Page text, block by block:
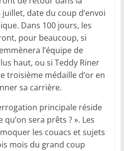
date du coup d’envoi
Dans 100 jours, les
pour beaucoup, si
l’équipe de
haut, ou si Teddy Riner
troisième médaille d’or en
sa carrière.
principale réside
sera prêts ? ». Les
les couacs et sujets
mois du grand coup